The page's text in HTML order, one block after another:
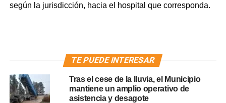
según la jurisdicción, hacia el hospital que corresponda.
TE PUEDE INTERESAR
Tras el cese de la lluvia, el Municipio
mantiene un amplio operativo de
asistencia y desagote